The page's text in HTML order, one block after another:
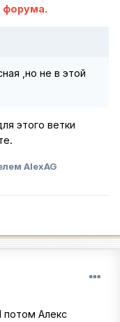
форума.
,но не в этой
этого ветки
AlexAG
потом Алекс